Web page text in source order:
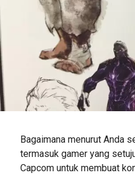
Bagaimana menurut Anda
termasuk gamer yang
Capcom untuk membuat